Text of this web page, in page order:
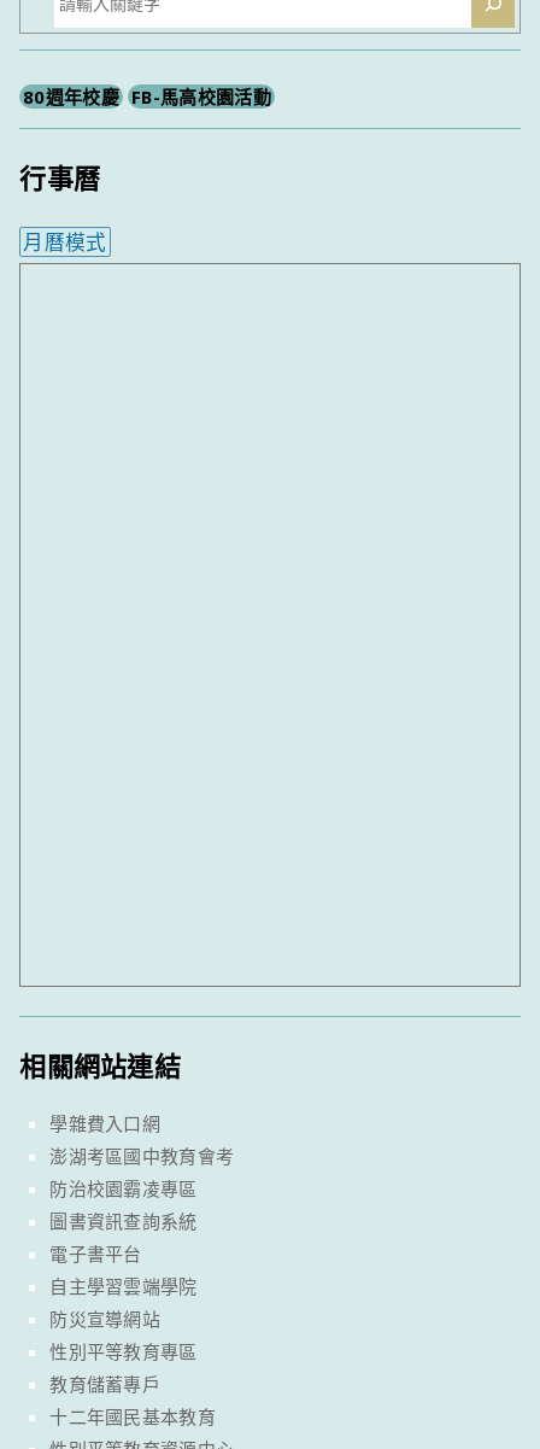
尋
80週年校慶 FB-馬高校園活動
行事曆
月曆模式
相關網站連結
學雜費入口網
澎湖考區國中教育會考
防治校園霸凌專區
圖書資訊查詢系統
電子書平台
自主學習雲端學院
防災宣導網站
性別平等教育專區
教育儲蓄專戶
十二年國民基本教育